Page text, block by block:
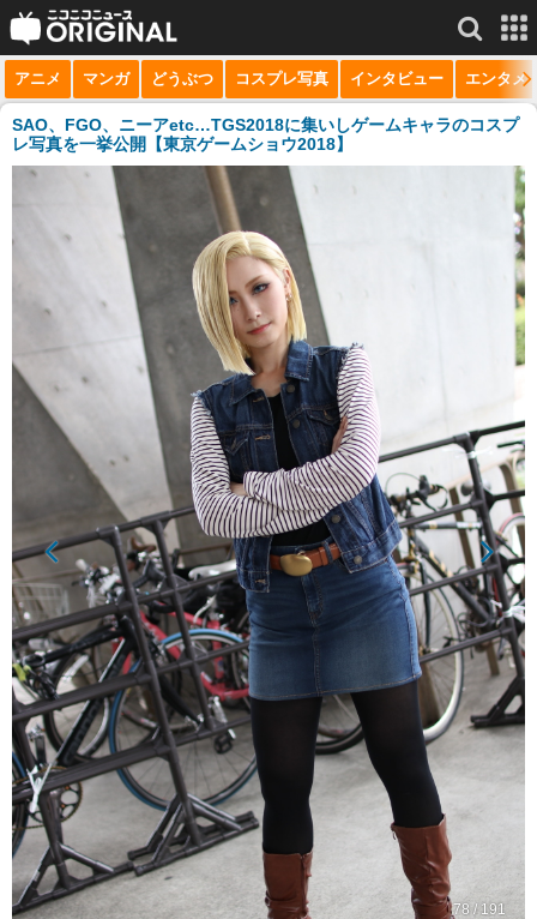
サービス一覧 もっと見る
niconico
ニコニコQ
アニメ マンガ どうぶつ コスプレ写真 インタビュー エンタメ
SAO、FGO、ニーアetc…TGS2018に集いしゲームキャラのコスプ
レ写真を一挙公開【東京ゲームショウ2018】
78 / 191